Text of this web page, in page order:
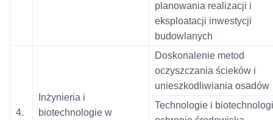
planowania realizacji i
eksploatacji inwestycji
budowlanych
4.
Inżynieria i
biotechnologie w
Doskonalenie metod
oczyszczania ścieków i
unieszkodliwiania osadów
Technologie i